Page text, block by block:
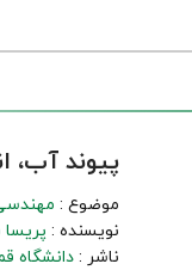
پیوند آب،
موضوع :
نویسنده :
ناشر : دانشگاه